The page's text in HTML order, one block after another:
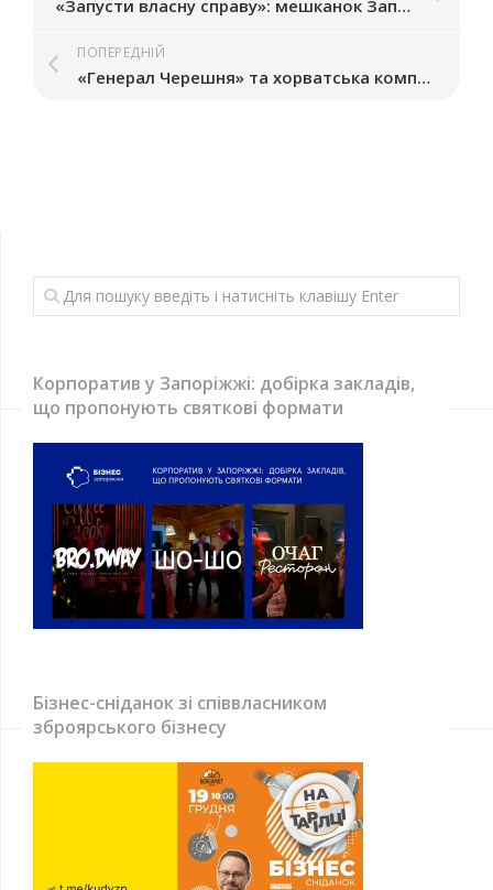
«Запусти власну справу»: мешканок Запорізької області запрошують на чотириденний інтенсив
ПОПЕРЕДНІЙ
«Генерал Черешня» та хорватська компанія ORQA збудують завод з виробництва компонентів для БпЛА
Корпоратив у Запоріжжі: добірка закладів,
що пропонують святкові формати
Бізнес-сніданок зі співвласником
зброярського бізнесу